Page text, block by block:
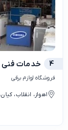
4 خدمات
فروشگاه لوازم برقی
اهواز، انقلاب،